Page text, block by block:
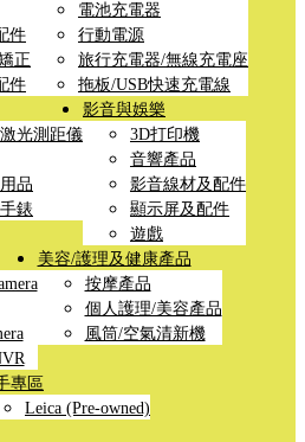
件
正
件
電池充電器
行動電源
旅行充電器/無線充電座
拖板/USB快速充電線
光測距儀
品
錶
影音與娛樂
3D打印機
音響產品
影音線材及配件
顯示屏及配件
遊戲
美容/護理及健康產品
按摩產品
個人護理/美容產品
風筒/空氣清新機
專區
Leica (Pre-owned)